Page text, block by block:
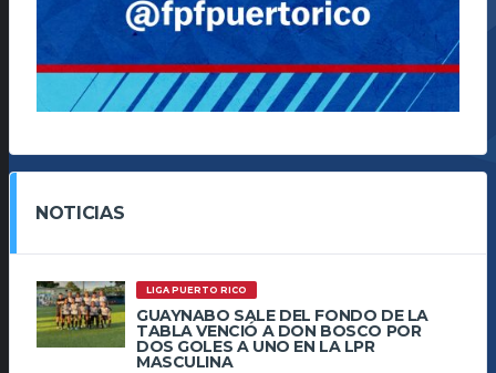
NOTICIAS
LIGA PUERTO RICO
GUAYNABO SALE DEL FONDO DE LA
TABLA VENCIÓ A DON BOSCO POR
DOS GOLES A UNO EN LA LPR
MASCULINA